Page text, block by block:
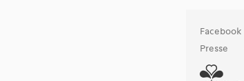
Facebook
Presse